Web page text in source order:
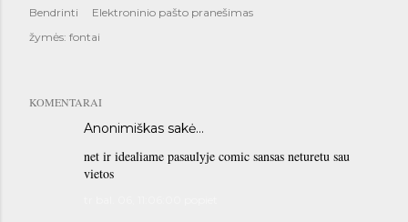
Bendrinti
Elektroninio pašto pranešimas
žymės: fontai
KOMENTARAI
Anonimiškas sakė…
net ir idealiame pasaulyje comic sansas neturetu sau
vietos